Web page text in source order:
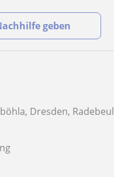
geben
Dresden, Radebeul